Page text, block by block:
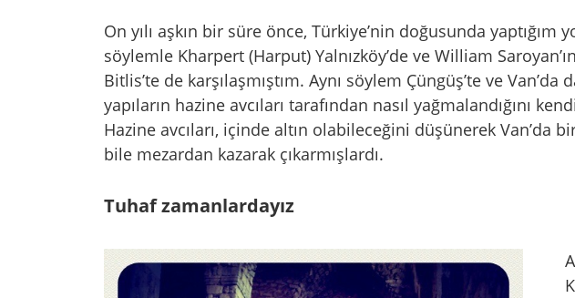
On yılı aşkın bir süre önce, Türkiye’nin doğusunda yaptığım
söylemle Kharpert (Harput) Yalnızköy’de ve William
Bitlis’te de karşılaşmıştım. Aynı söylem Çüngüş’te ve Van’da
yapıların hazine avcıları tarafından nasıl yağmalandığını
Hazine avcıları, içinde altın olabileceğini düşünerek Van’da
bile mezardan kazarak çıkarmışlardı.
Tuhaf zamanlardayız